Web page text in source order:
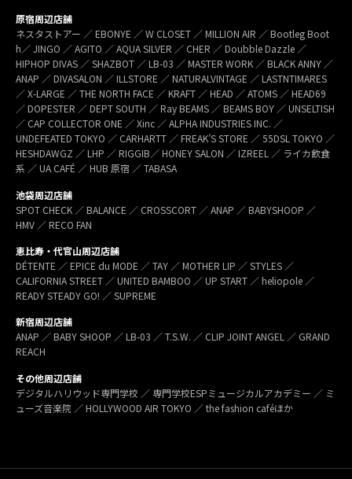
原宿周辺店舗
ネスタストアー ／ EBONYE ／ W CLOSET ／ MILLION AIR ／ Bootleg Boot
h／ JINGO ／ AGITO ／ AQUA SILVER ／ CHER ／ Doubble Dazzle ／
HIPHOP DIVAS ／ SHAZBOT ／ LB-03 ／ MASTER WORK ／ BLACK ANNY ／
ANAP ／ DIVASALON ／ ILLSTORE ／ NATURALVINTAGE ／ LASTNTIMARES
／ X-LARGE ／ THE NORTH FACE ／ KRAFT ／ HEAD ／ ATOMS ／ HEAD69
／ DOPESTER ／ DEPT SOUTH ／ Ray BEAMS ／ BEAMS BOY ／ UNSELTISH
／ CAP COLLECTOR ONE ／ Xinc ／ ALPHA INDUSTRIES INC. ／
UNDEFEATED TOKYO ／ CARHARTT ／ FREAK’S STORE ／ 55DSL TOKYO ／
HESHDAWGZ ／ LHP ／ RIGGIB／ HONEY SALON ／ IZREEL ／ ライカ飲食
系 ／ UA CAFÉ ／ HUB 原宿 ／ TABASA
池袋周辺店舗
SPOT CHECK ／ BALANCE ／ CROSSCORT ／ ANAP ／ BABYSHOOP ／
HMV ／ RECO FAN
恵比寿・代官山周辺店舗
DÉTENTE ／ EPICE du MODE ／ TAY ／ MOTHER LIP ／ STYLES ／
CALIFORNIA STREET ／ UNITED BAMBOO ／ UP START ／ heliopole ／
READY STEADY GO! ／ SUPREME
新宿周辺店舗
ANAP ／ BABY SHOOP ／ LB-03 ／ T.S.W. ／ CLIP JOINT ANGEL ／ GRAND
REACH
その他周辺店舗
デジタルハリウッド専門学校 ／ 専門学校ESPミュージカルアカデミー ／ ミ
ューズ音楽院 ／ HOLLYWOOD AIR TOKYO ／ the fashion caféほか